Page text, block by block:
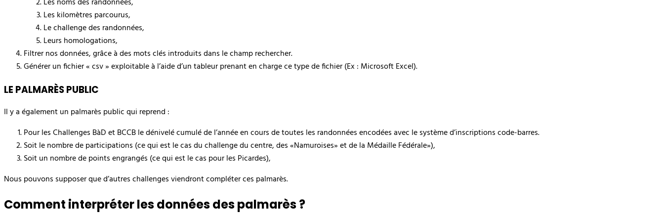
Les kilomètres parcourus,
Le challenge des randonnées,
Leurs homologations,
Filtrer nos données, grâce à des mots clés introduits dans le champ rechercher.
Générer un fichier « csv » exploitable à l’aide d’un tableur prenant en charge ce type de fichier (Ex : Microsoft Excel).
LE PALMARÈS PUBLIC
Il y a également un palmarès public qui reprend :
Pour les Challenges BàD et BCCB le dénivelé cumulé de l’année en cours de toutes les randonnées encodées avec le système d’inscriptions code-barres.
Soit le nombre de participations (ce qui est le cas du challenge du centre, des «Namuroises» et de la Médaille Fédérale»),
Soit un nombre de points engrangés (ce qui est le cas pour les Picardes),
Nous pouvons supposer que d’autres challenges viendront compléter ces palmarès.
Comment interpréter les données des palmarès ?